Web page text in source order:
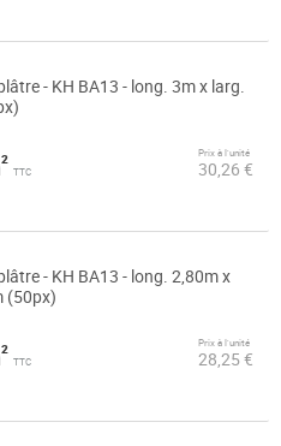
- KH BA13 - long. 3m x larg.
2
TTC
Prix à l’unité
30,26 €
- KH BA13 - long. 2,80m x
(50px)
2
TTC
Prix à l’unité
28,25 €